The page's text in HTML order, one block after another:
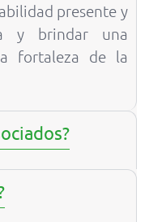
presente y
y brindar una
fortaleza de la